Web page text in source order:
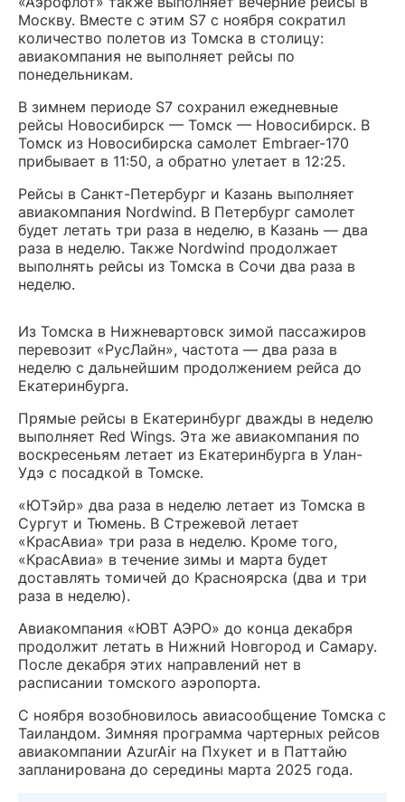
Москву. Вместе с этим S7 с ноября сократил
количество полетов из Томска в столицу:
авиакомпания не выполняет рейсы по
понедельникам.
В зимнем периоде S7 сохранил ежедневные
рейсы Новосибирск — Томск — Новосибирск. В
Томск из Новосибирска самолет Embraer-170
прибывает в 11:50, а обратно улетает в 12:25.
Рейсы в Санкт-Петербург и Казань выполняет
авиакомпания Nordwind. В Петербург самолет
будет летать три раза в неделю, в Казань — два
раза в неделю. Также Nordwind продолжает
выполнять рейсы из Томска в Сочи два раза в
неделю.
Из Томска в Нижневартовск зимой пассажиров
перевозит «РусЛайн», частота — два раза в
неделю с дальнейшим продолжением рейса до
Екатеринбурга.
Прямые рейсы в Екатеринбург дважды в неделю
выполняет Red Wings. Эта же авиакомпания по
воскресеньям летает из Екатеринбурга в Улан-
Удэ с посадкой в Томске.
«ЮТэйр» два раза в неделю летает из Томска в
Сургут и Тюмень. В Стрежевой летает
«КрасАвиа» три раза в неделю. Кроме того,
«КрасАвиа» в течение зимы и марта будет
доставлять томичей до Красноярска (два и три
раза в неделю).
Авиакомпания «ЮВТ АЭРО» до конца декабря
продолжит летать в Нижний Новгород и Самару.
После декабря этих направлений нет в
расписании томского аэропорта.
С ноября возобновилось авиасообщение Томска с
Таиландом. Зимняя программа чартерных рейсов
авиакомпании AzurAir на Пхукет и в Паттайю
запланирована до середины марта 2025 года.